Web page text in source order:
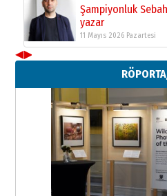
Şampiyonluk
yazar
11 Mayıs 2026 Pazartesi
Neşat YALÇIN
Paranın Aile Kültüründeki Yeri
03 Ağustos 2026 Pazartesi
Yıldırım Gündoğdu
HAVVA’NIN ÜÇ KIZI
09 Temmuz 2026 Perşembe
Yusuf POLAT
◀▶